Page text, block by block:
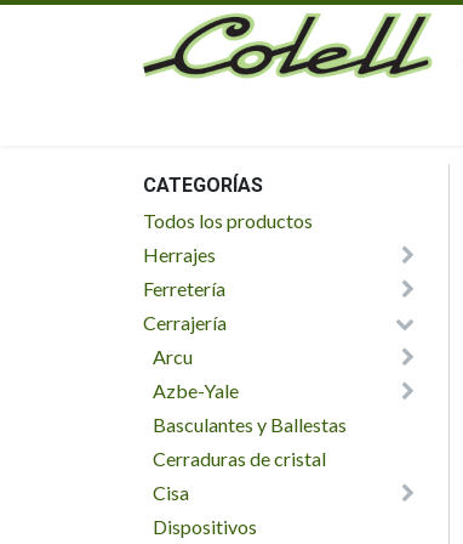
Ir al contenido
CATEGORÍAS
Todos los productos
Herrajes
Ferretería
Cerrajería
Arcu
Azbe-Yale
Basculantes y Ballestas
Cerraduras de cristal
Cisa
Dispositivos